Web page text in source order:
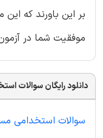
بر این باورند که
موفقیت شما در
دانلود رایگان سوالات
سوالات استخدامی